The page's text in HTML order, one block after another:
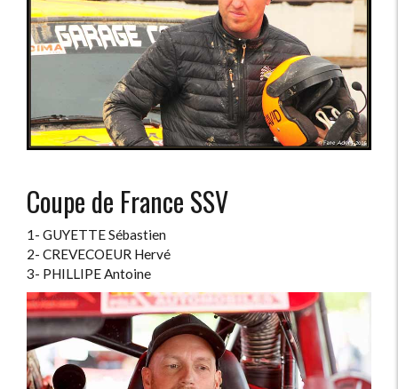
Coupe de France SSV
1- GUYETTE Sébastien
2- CREVECOEUR Hervé
3- PHILLIPE Antoine